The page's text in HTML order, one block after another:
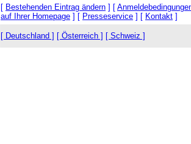
[ Bestehenden Eintrag ändern ] [
auf Ihrer Homepage ] [ Presseservice ] [ Kontakt ]
[ Deutschland ] [ Österreich ] [ Schweiz ]